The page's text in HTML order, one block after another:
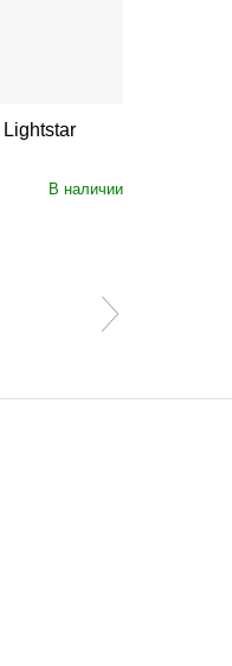
В наличии